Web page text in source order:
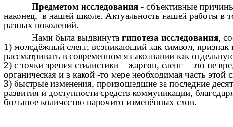
Предметом исследования - объективные
наконец, в нашей школе. Актуальность нашей работы в
разных поколений.
Нами была выдвинута гипотеза исследования,
1) молодёжный сленг, возникающий как символ,
рассматривать в современном языкознании как
2) с точки зрения стилистики – жаргон, сленг – это не
органическая и в какой -то мере необходимая часть этой
3) быстрые изменения, произошедшие за последние
развития и доступности средств коммуникации,
большое количество нарочито изменённых слов.